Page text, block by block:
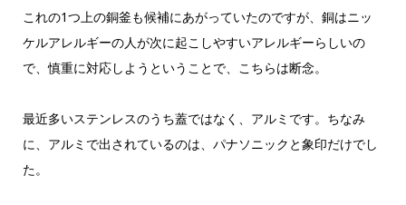
これの1つ上の銅釜も候補にあがっていたのですが、銅はニッ
ケルアレルギーの人が次に起こしやすいアレルギーらしいの
で、慎重に対応しようということで、こちらは断念。
最近多いステンレスのうち蓋ではなく、アルミです。ちなみ
に、アルミで出されているのは、パナソニックと象印だけでし
た。